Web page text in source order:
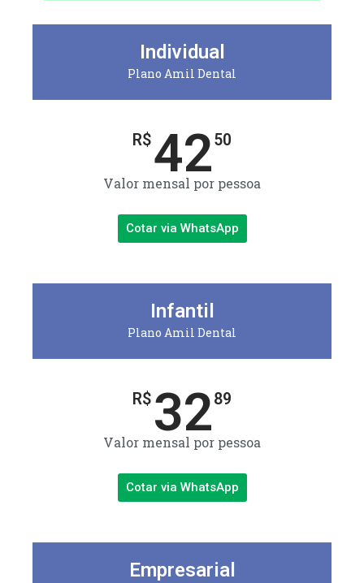
Individual
Plano Amil Dental
R$4250
Valor mensal por pessoa
Cotar via WhatsApp
Infantil
Plano Amil Dental
R$ 3289
Valor mensal por pessoa
Cotar via WhatsApp
Empresarial